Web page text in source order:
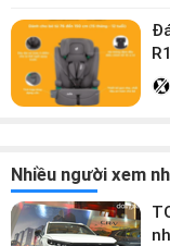
Nhiều người xem